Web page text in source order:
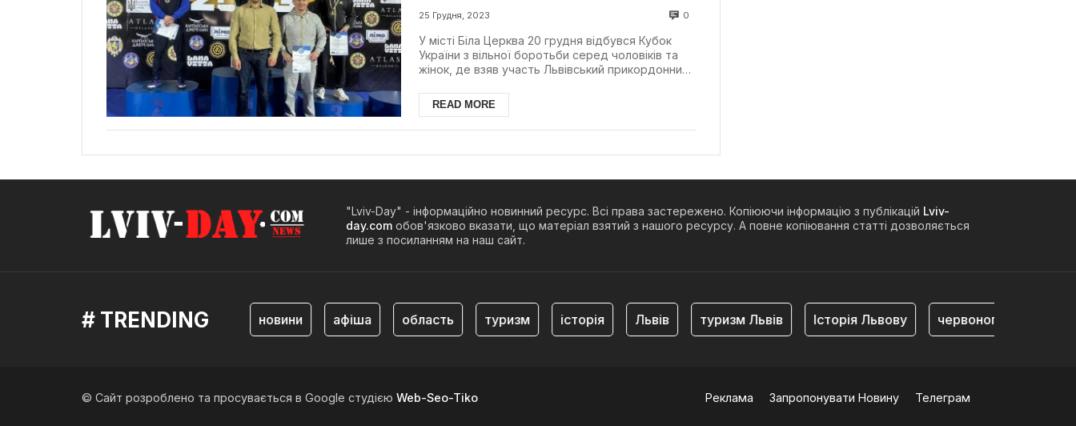
боротьби
25 Грудня, 2023 0
У місті Біла Церква 20 грудня відбувся Кубок
України з вільної боротьби серед чоловіків та
жінок, де взяв участь Львівський прикордонник.
READ MORE
"Lviv-Day" - інформаційно новинний ресурс. Всі права застережено. Копіюючи інформацію з публікацій Lviv-
day.com обов'язково вказати, що матеріал взятий з нашого ресурсу. А повне копіювання статті дозволяється
лише з посиланням на наш сайт.
# TRENDING
львів новини афіша область туризм історія Львів туризм Львів Історія Львову червоноград
© Сайт розроблено та просувається в Google студією Web-Seo-Tiko Реклама Запропонувати Новину Телеграм